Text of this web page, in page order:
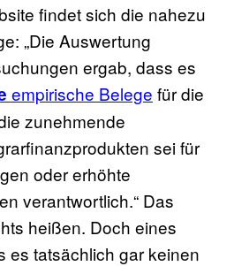
findet sich die nahezu
„Die Auswertung
ergab, dass es
empirische Belege für die
zunehmende
sei für
oder erhöhte
verantwortlich.“ Das
heißen. Doch eines
es tatsächlich gar keinen